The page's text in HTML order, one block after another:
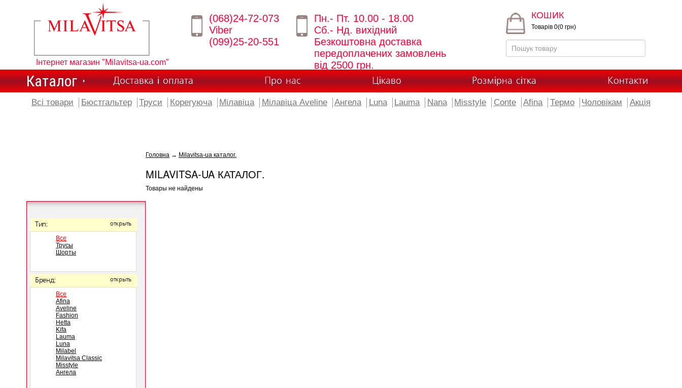
Інтернет магазин "Milavitsa-ua.com"
(068)24-72-073
Viber
(099)25-20-551
Пн.- Пт. 10.00 - 18.00
Сб.- Нд. вихідний
Безкоштовна доставка
передоплачених замовлень
від 2500 грн.
КОШИК
Товарів 0(0 грн)
Каталог Доставка і оплата Про нас Цікаво Розмірна сітка Контакти
Всі товари Бюстгальтер Труси Корегуюча Мілавіца Мілавіца Aveline Ангела Luna Lauma Nana Misstyle Conte Afina Термо Чоловікам Акція
Тип: открыть
Все
Трусы
Шорты
Бренд: открыть
Все
Afina
Aveline
Fashion
Hetta
Kifa
Lauma
Luna
Milabel
Milavitsa Classic
Misstyle
Ангела
Головна → Milavitsa-ua каталог.
MILAVITSA-UA КАТАЛОГ.
Товары не найдены